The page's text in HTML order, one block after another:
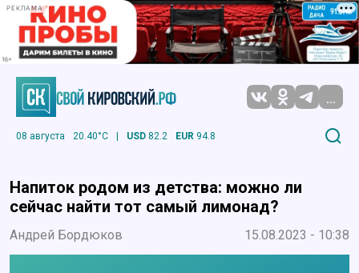
РЕКЛАМА
...
08 августа 20.40°C | USD 82.2 EUR 94.8
Напиток родом из детства: можно ли
сейчас найти тот самый лимонад?
Андрей Бордюков 15.08.2023 - 10:38